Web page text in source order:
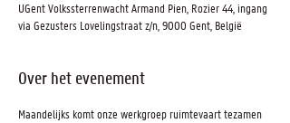
UGent Volkssterrenwacht Armand Pien, Rozier 44, ingang
via Gezusters Lovelingstraat z/n, 9000 Gent, België
Over het evenement
Maandelijks komt onze werkgroep ruimtevaart tezamen